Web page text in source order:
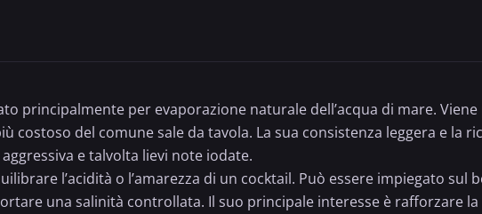
principalmente per evaporazione naturale dell’acqua di mare.
del comune sale da tavola. La sua consistenza leggera e la
e talvolta lievi note iodate.
l’acidità o l’amarezza di un cocktail. Può essere impiegato sul
una salinità controllata. Il suo principale interesse è rafforzare